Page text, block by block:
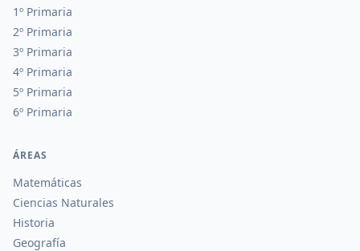
1º Primaria
2º Primaria
3º Primaria
4º Primaria
5º Primaria
6º Primaria
ÁREAS
Matemáticas
Ciencias Naturales
Historia
Geografía